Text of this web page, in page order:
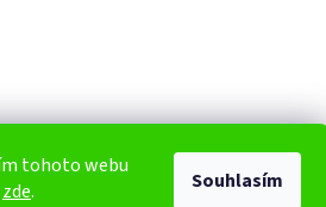
tohoto webu
zde. Souhlasím